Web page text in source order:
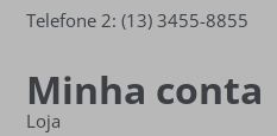
Minha conta
Loja
Telefone 2: (13) 3455-8855